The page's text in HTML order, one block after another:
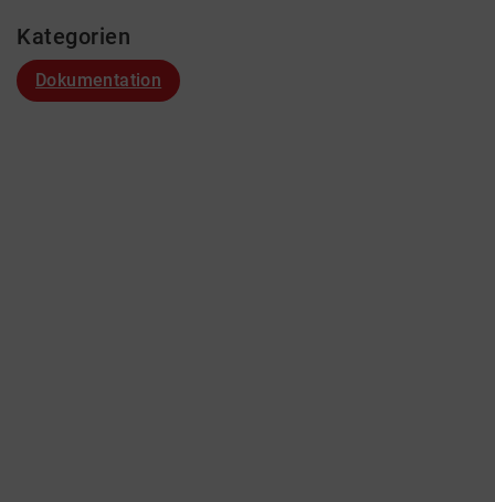
Kategorien
Dokumentation